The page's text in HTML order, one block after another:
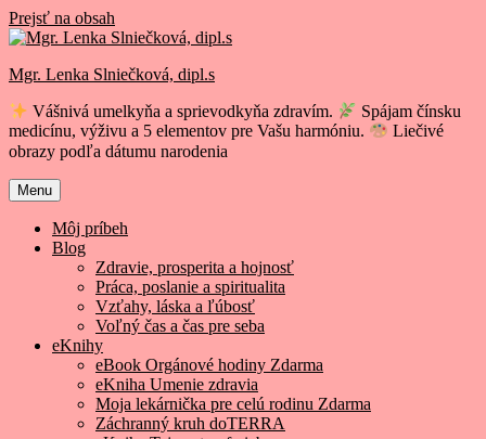
Prejsť na obsah
Mgr. Lenka Slniečková, dipl.s
Vášnivá umelkyňa a sprievodkyňa zdravím.
Spájam čínsku
medicínu, výživu a 5 elementov pre Vašu harmóniu.
Liečivé
obrazy podľa dátumu narodenia
Menu
Môj príbeh
Blog
Zdravie, prosperita a hojnosť
Práca, poslanie a spiritualita
Vzťahy, láska a ľúbosť
Voľný čas a čas pre seba
eKnihy
eBook Orgánové hodiny Zdarma
eKniha Umenie zdravia
Moja lekárnička pre celú rodinu Zdarma
Záchranný kruh doTERRA